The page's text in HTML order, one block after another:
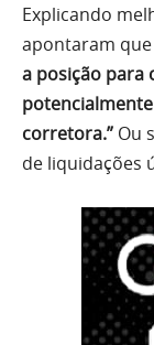
Explicando
apontaram que
a posição para
corretora.” Ou
de liquidações